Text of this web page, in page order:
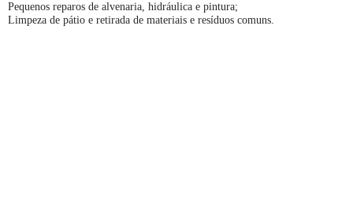
Pequenos reparos de alvenaria, hidráulica e pintura;
Limpeza de pátio e retirada de materiais e resíduos comuns.